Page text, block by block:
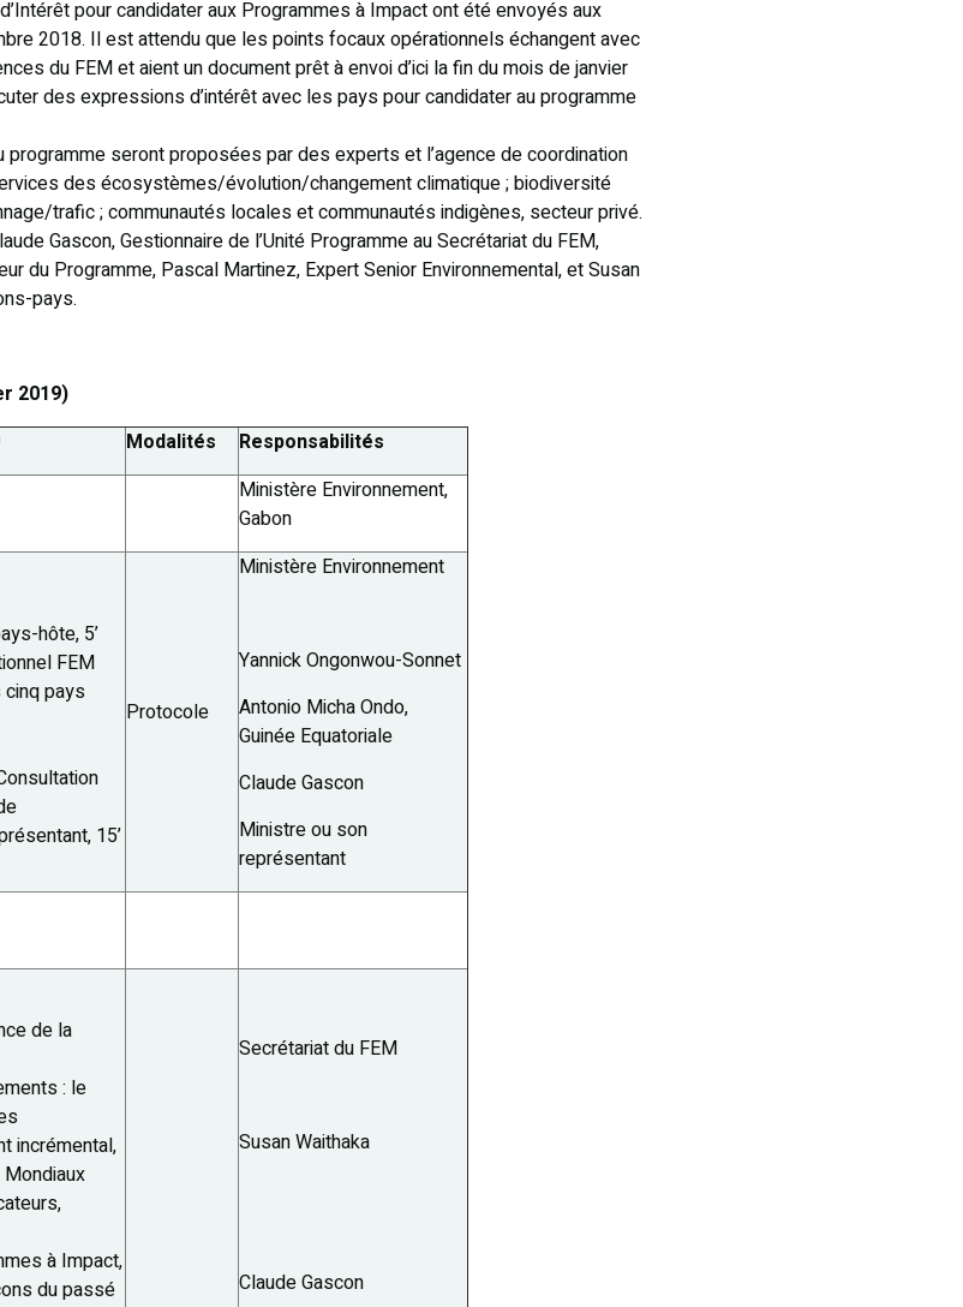
pour candidater aux Programmes à Impact ont été envoyés aux
2018. Il est attendu que les points focaux opérationnels échangent avec
du FEM et aient un document prêt à envoi d’ici la fin du mois de janvier
des expressions d’intérêt avec les pays pour candidater au programme
seront proposées par des experts et l’agence de coordination
des écosystèmes/évolution/changement climatique ; biodiversité
trafic ; communautés locales et communautés indigènes, secteur privé.
Gascon, Gestionnaire de l’Unité Programme au Secrétariat du FEM,
du Programme, Pascal Martinez, Expert Senior Environnemental, et Susan
pays.
2019)
Modalités Responsabilités
Ministère Environnement,
Gabon
hôte, 5’
FEM
pays
15’
Protocole
Ministère Environnement
Yannick Ongonwou-Sonnet
Antonio Micha Ondo,
Guinée Equatoriale
Claude Gascon
Ministre ou son
représentant
de la
: le
incrémental,
à Impact,
du passé
Secrétariat du FEM
Susan Waithaka
Claude Gascon